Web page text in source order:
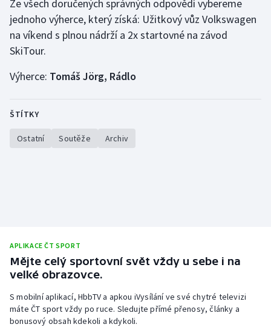
Golf
Gymnastika
Házená
Jezdectví
Judo
Moderní pětiboj
Olympijské hry
Ze všech doručených správných odpovědí vybereme
jednoho výherce, který získá: Užitkový vůz Volkswagen
na víkend s plnou nádrží a 2x startovné na závod
SkiTour.
Výherce: Tomáš Jörg, Rádlo
ŠTÍTKY
Ostatní Soutěže Archiv
APLIKACE ČT SPORT
Mějte celý sportovní svět vždy u sebe i na
velké obrazovce.
S mobilní aplikací, HbbTV a apkou iVysílání ve své chytré televizi
máte ČT sport vždy po ruce. Sledujte přímé přenosy, články a
bonusový obsah kdekoli a kdykoli.